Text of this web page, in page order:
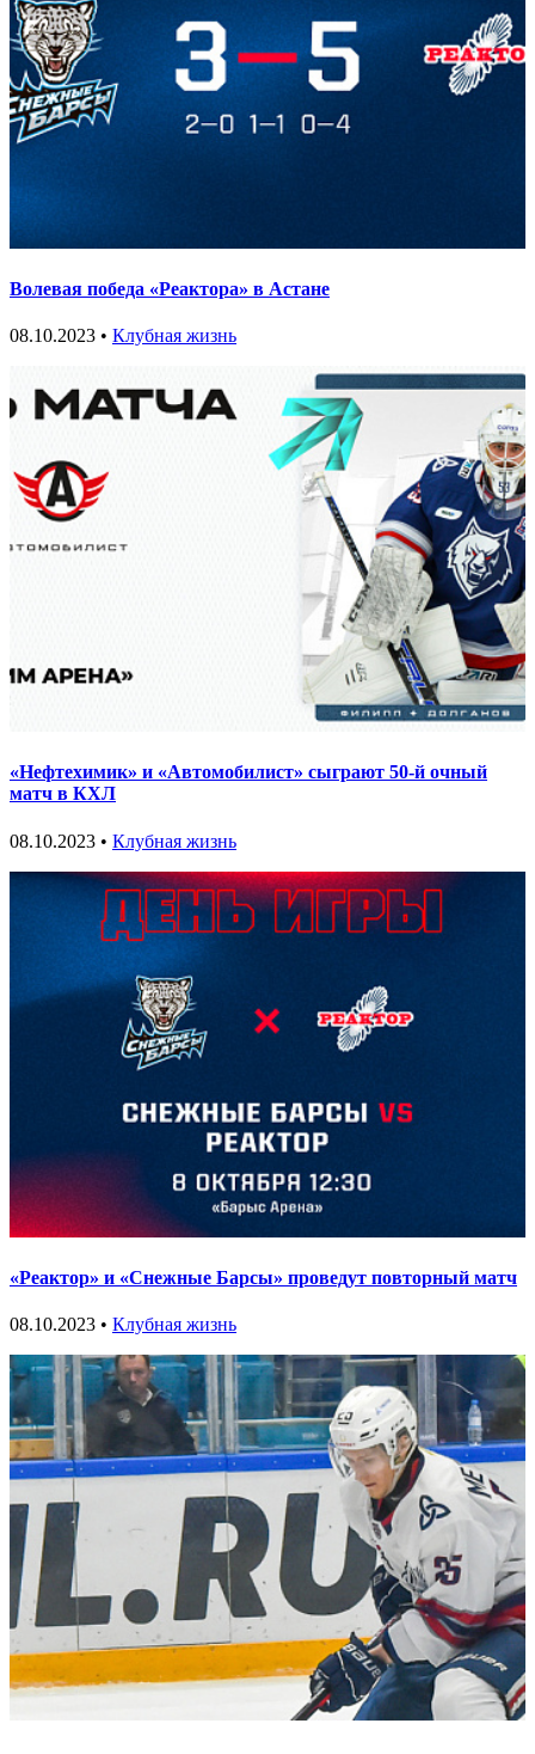
Волевая победа «Реактора» в Астане
08.10.2023 • Клубная жизнь
«Нефтехимик» и «Автомобилист» сыграют 50-й очный
матч в КХЛ
08.10.2023 • Клубная жизнь
«Реактор» и «Снежные Барсы» проведут повторный матч
08.10.2023 • Клубная жизнь